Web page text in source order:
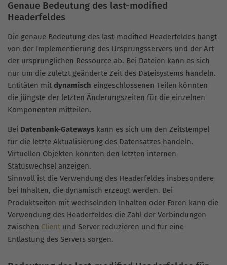
Genaue Bedeutung des last-modified
Headerfeldes
Die genaue Bedeutung des last-modified Headerfeldes hängt
von der Implementierung des Ursprungsservers und der Art
der ursprünglichen Ressource ab. Bei Dateien kann es sich
nur um die zuletzt geänderte Zeit des Dateisystems handeln.
Entitäten mit dynamisch eingeschlossenen Teilen könnten
die jüngste der letzten Änderungszeiten für die einzelnen
Komponenten mitteilen.
Bei Datenbank-Gateways kann es sich um den Zeitstempel
für die letzte Aktualisierung des Datensatzes handeln.
Virtuellen Objekten könnten den letzten internen
Statuswechsel anzeigen.
Sinnvoll ist die Verwendung des Headerfeldes insbesondere
bei Inhalten, die dynamisch erzeugt werden. Bei
Produktseiten mit wechselnden Inhalten oder Foren kann die
Verwendung des Headerfeldes die Zahl der Verbindungen
zwischen Client und Server reduzieren und für eine
Entlastung des Servers sorgen.